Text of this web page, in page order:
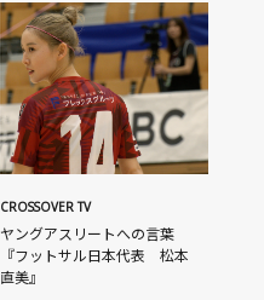
CROSSOVER TV
ヤングアスリートへの言葉
『フットサル日本代表 松本
直美』